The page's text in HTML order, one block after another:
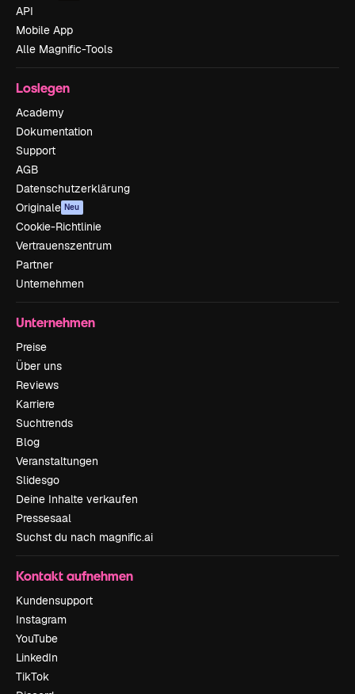
API
Mobile App
Alle Magnific-Tools
Loslegen
Academy
Dokumentation
Support
AGB
Datenschutzerklärung
Originale Neu
Cookie-Richtlinie
Vertrauenszentrum
Partner
Unternehmen
Unternehmen
Preise
Über uns
Reviews
Karriere
Suchtrends
Blog
Veranstaltungen
Slidesgo
Deine Inhalte verkaufen
Pressesaal
Suchst du nach magnific.ai
Kontakt aufnehmen
Kundensupport
Instagram
YouTube
LinkedIn
TikTok